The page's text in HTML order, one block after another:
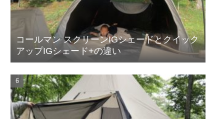
コールマン スクリーンIGシェードとクイック
アップIGシェード+の違い